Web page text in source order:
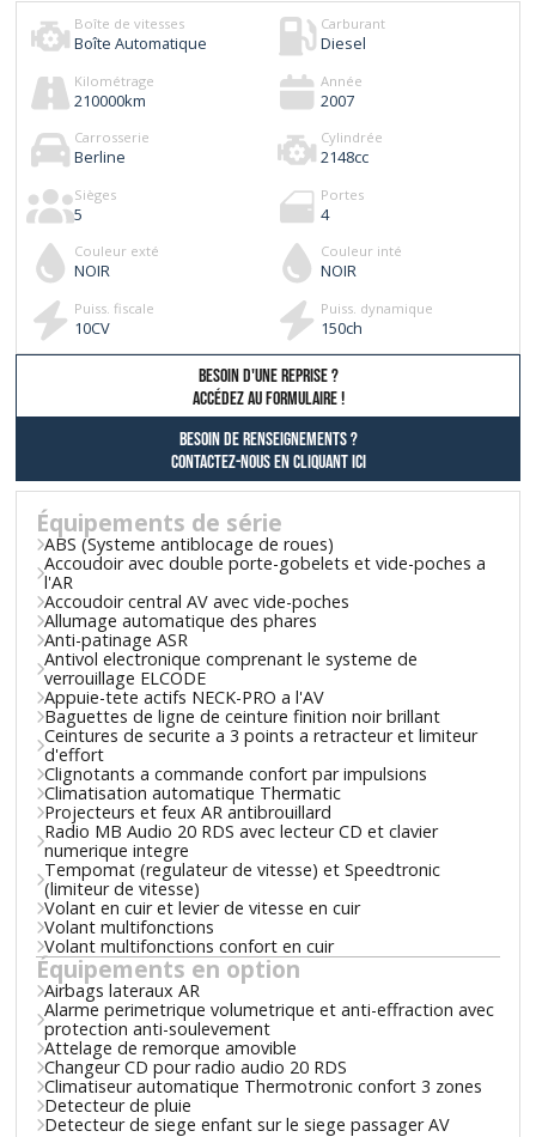
Boîte de vitesses
Boîte Automatique
Carburant
Diesel
Kilométrage
210000km
Année
2007
Carrosserie
Berline
Cylindrée
2148cc
Sièges
5
Portes
4
Couleur exté
NOIR
Couleur inté
NOIR
Puiss. fiscale
10CV
Puiss. dynamique
150ch
besoin d'une reprise ?
AccÉdez au formulaire !
Besoin de renseignements ?
contactez-nous en cliquant ici
Équipements de série
ABS (Systeme antiblocage de roues)
Accoudoir avec double porte-gobelets et vide-poches a
l'AR
Accoudoir central AV avec vide-poches
Allumage automatique des phares
Anti-patinage ASR
Antivol electronique comprenant le systeme de
verrouillage ELCODE
Appuie-tete actifs NECK-PRO a l'AV
Baguettes de ligne de ceinture finition noir brillant
Ceintures de securite a 3 points a retracteur et limiteur
d'effort
Clignotants a commande confort par impulsions
Climatisation automatique Thermatic
Projecteurs et feux AR antibrouillard
Radio MB Audio 20 RDS avec lecteur CD et clavier
numerique integre
Tempomat (regulateur de vitesse) et Speedtronic
(limiteur de vitesse)
Volant en cuir et levier de vitesse en cuir
Volant multifonctions
Volant multifonctions confort en cuir
Équipements en option
Airbags lateraux AR
Alarme perimetrique volumetrique et anti-effraction avec
protection anti-soulevement
Attelage de remorque amovible
Changeur CD pour radio audio 20 RDS
Climatiseur automatique Thermotronic confort 3 zones
Detecteur de pluie
Detecteur de siege enfant sur le siege passager AV